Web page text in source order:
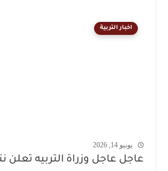
اخبار التربية
يونيو 14, 2026
عاجل عاجل وزراة التربيه تعلن